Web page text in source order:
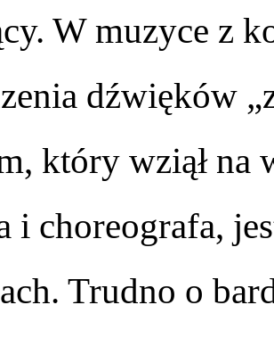
W muzyce z
dźwięków
który wziął na
i choreografa,
Trudno o